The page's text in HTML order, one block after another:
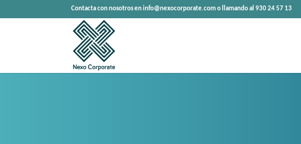
Contacta con nosotros en info@nexocorporate.com o llamando al 930 24 57 13